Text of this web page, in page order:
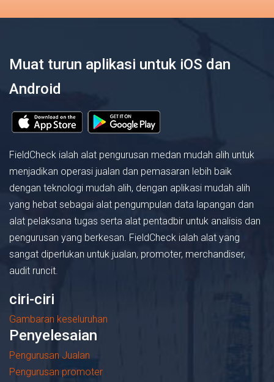
Muat turun aplikasi untuk iOS dan
Android
FieldCheck ialah alat pengurusan medan mudah alih untuk
menjadikan operasi jualan dan pemasaran lebih baik
dengan teknologi mudah alih, dengan aplikasi mudah alih
yang hebat sebagai alat pengumpulan data lapangan dan
alat pelaksana tugas serta alat pentadbir untuk analisis dan
pengurusan yang berkesan. FieldCheck ialah alat yang
sangat diperlukan untuk jualan, promoter, merchandiser,
audit runcit.
ciri-ciri
Gambaran keseluruhan
Penyelesaian
Pengurusan Jualan
Pengurusan promoter